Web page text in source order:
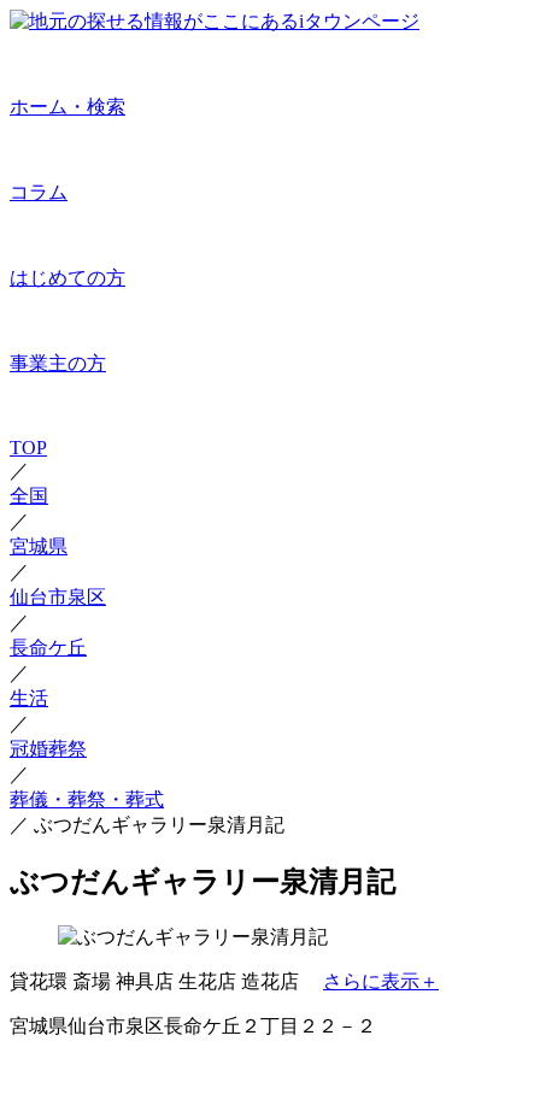
ホーム・検索
コラム
はじめての方
事業主の方
TOP
／
全国
／
宮城県
／
仙台市泉区
／
長命ケ丘
／
生活
／
冠婚葬祭
／
葬儀・葬祭・葬式
／ ぶつだんギャラリー泉清月記
ぶつだんギャラリー泉清月記
貸花環 斎場 神具店 生花店 造花店 さらに表示＋
宮城県仙台市泉区長命ケ丘２丁目２２－２